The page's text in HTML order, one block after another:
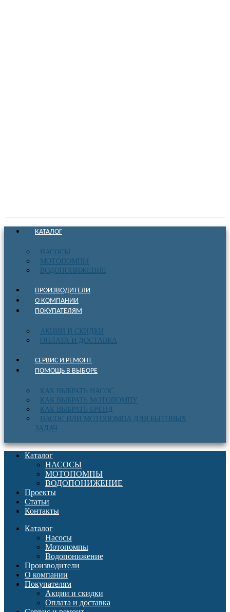
КАТАЛОГ
НАСОСЫ
МОТОПОМПЫ
ВОДОПОНИЖЕНИЕ
ПРОИЗВОДИТЕЛИ
О КОМПАНИИ
ПОКУПАТЕЛЯМ
АКЦИИ И СКИДКИ
ОПЛАТА И ДОСТАВКА
СЕРВИС И РЕМОНТ
ПОМОЩЬ В ВЫБОРЕ
КАК ВЫБРАТЬ НАСОС
КАК ВЫБРАТЬ МОТОПОМПУ
КАК ВЫБРАТЬ БРЕНД
НАСОС ИЛИ МОТОПОМПА ДЛЯ БЫТОВЫХ
ЗАДАЧ
Каталог
НАСОСЫ
МОТОПОМПЫ
ВОДОПОНИЖЕНИЕ
Проекты
Статьи
Контакты
Каталог
Насосы
Мотопомпы
Водопонижение
Производители
О компании
Покупателям
Акции и скидки
Оплата и доставка